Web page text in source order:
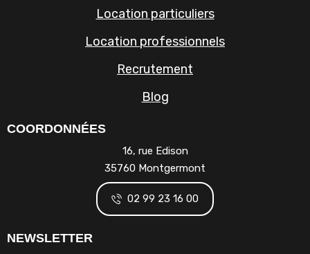
Location particuliers
Location professionnels
Recrutement
Blog
COORDONNÉES
16, rue Edison
35760 Montgermont
02 99 23 16 00
NEWSLETTER